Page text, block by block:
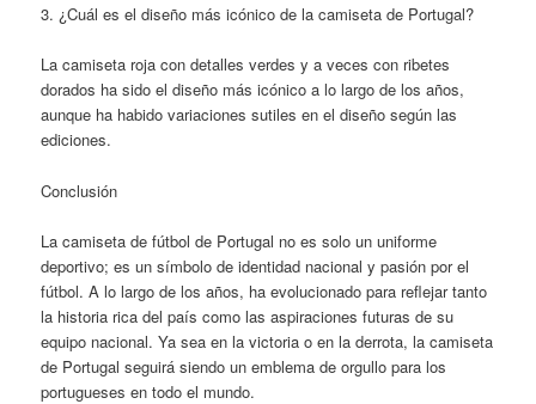
3. ¿Cuál es el diseño más icónico de la camiseta de Portugal?
La camiseta roja con detalles verdes y a veces con ribetes
dorados ha sido el diseño más icónico a lo largo de los años,
aunque ha habido variaciones sutiles en el diseño según las
ediciones.
Conclusión
La camiseta de fútbol de Portugal no es solo un uniforme
deportivo; es un símbolo de identidad nacional y pasión por el
fútbol. A lo largo de los años, ha evolucionado para reflejar tanto
la historia rica del país como las aspiraciones futuras de su
equipo nacional. Ya sea en la victoria o en la derrota, la camiseta
de Portugal seguirá siendo un emblema de orgullo para los
portugueses en todo el mundo.